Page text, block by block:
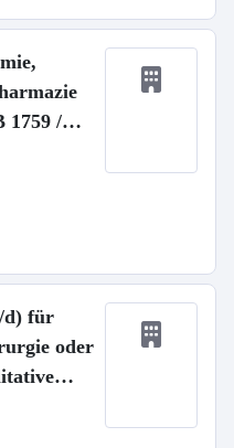
1759 /
d) für
oder